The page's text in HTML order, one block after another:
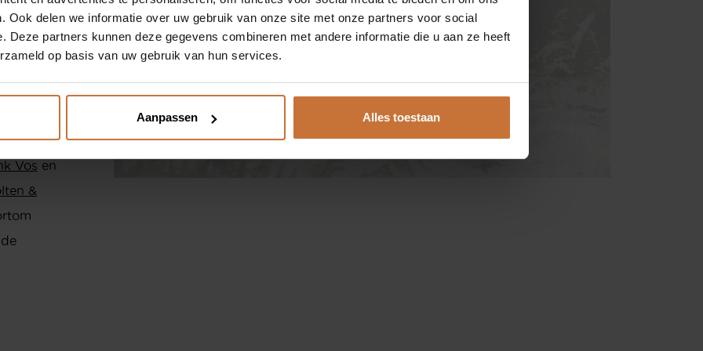
Ook delen we informatie over uw gebruik van onze site met onze partners voor social
Deze partners kunnen deze gegevens combineren met andere informatie die u aan ze heeft
op basis van uw gebruik van hun services.
Aanpassen Alles toestaan
SHOP
013 535 9464
info@meijswonen.com
www.meijswonen.com
Deens
die
Vos en
&